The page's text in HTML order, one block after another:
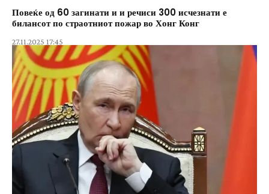
Повеќе од 60 загинати и и речиси 300 исчезнати е
билансот по страотниот пожар во Хонг Конг
27.11.2025 17:45